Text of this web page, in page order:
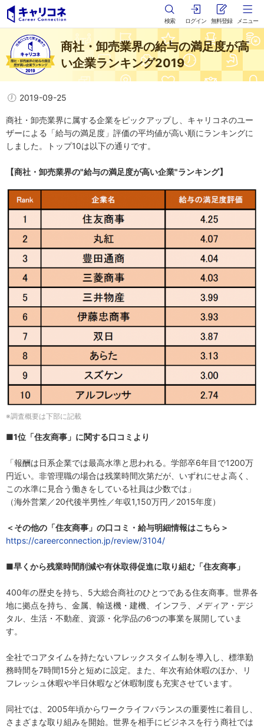
検索 ログイン 無料登録 メニュー
商社・卸売業界の給与の満足度が高
い企業ランキング2019
2019-09-25
商社・卸売業界に属する企業をピックアップし、キャリコネのユー
ザーによる「給与の満足度」評価の平均値が高い順にランキングに
しました。トップ10は以下の通りです。
【商社・卸売業界の"給与の満足度が高い企業"ランキング】
※調査概要は下部に記載
■1位「住友商事」に関する口コミより
「報酬は日系企業では最高水準と思われる。学部卒6年目で1200万
円近い。非管理職の場合は残業時間次第だが、いずれにせよ高く、
この水準に見合う働きをしている社員は少数では」
（海外営業／20代後半男性／年収1,150万円／2015年度）
＜その他の「住友商事」の口コミ・給与明細情報はこちら＞
https://careerconnection.jp/review/3104/
■早くから残業時間削減や有休取得促進に取り組む「住友商事」
400年の歴史を持ち、5大総合商社のひとつである住友商事。世界各
地に拠点を持ち、金属、輸送機・建機、インフラ、メディア・デジ
タル、生活・不動産、資源・化学品の6つの事業を展開していま
す。
全社でコアタイムを持たないフレックスタイム制を導入し、標準勤
務時間を7時間15分と短めに設定。また、年次有給休暇のほか、リ
フレッシュ休暇や半日休暇など休暇制度も充実させています。
同社では、2005年頃からワークライフバランスの重要性に着目し、
さまざまな取り組みを開始。世界を相手にビジネスを行う商社では